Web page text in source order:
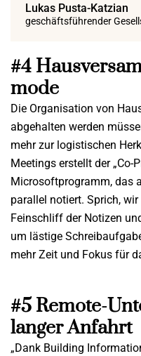
Lukas Pusta-Katzian
geschäftsführender
#4
mode
Die Organisation von
abgehalten werden
mehr zur logistischen
Meetings erstellt der „Co-
Microsoftprogramm, das
parallel notiert. Sprich,
Feinschliff der Notizen
um lästige
mehr Zeit und Fokus für
#5 Remote-
langer Anfahrt
„Dank Building